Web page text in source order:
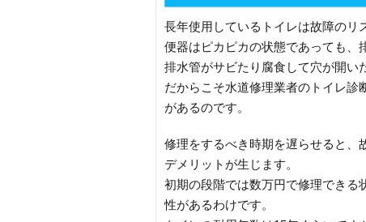
長年使用しているトイレは故障のリ
便器はピカピカの状態であっても、
排水管がサビたり腐食して穴が開い
だからこそ水道修理業者のトイレ
があるのです。
修理をするべき時期を遅らせると、
デメリットが生じます。
初期の段階では数万円で修理できる
性があるわけです。